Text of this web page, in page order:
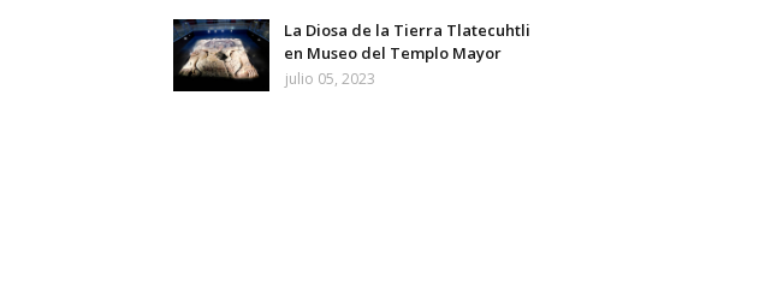
La Diosa de la Tierra Tlatecuhtli
en Museo del Templo Mayor
julio 05, 2023